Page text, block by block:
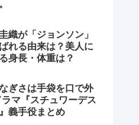
織が「ジョンソン」
れる由来は？美人に
身長・体重は？
ぎさは手袋を口で外
マ『スチュワーデス
義手役まとめ